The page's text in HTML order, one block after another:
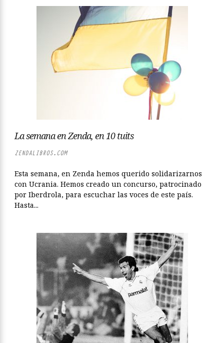
La semana en Zenda, en 10 tuits
ZENDALIBROS.COM
Esta semana, en Zenda hemos querido solidarizarnos
con Ucrania. Hemos creado un concurso, patrocinado
por Iberdrola, para escuchar las voces de este país.
Hasta...